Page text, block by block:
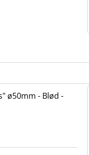
ø50mm - Blød -